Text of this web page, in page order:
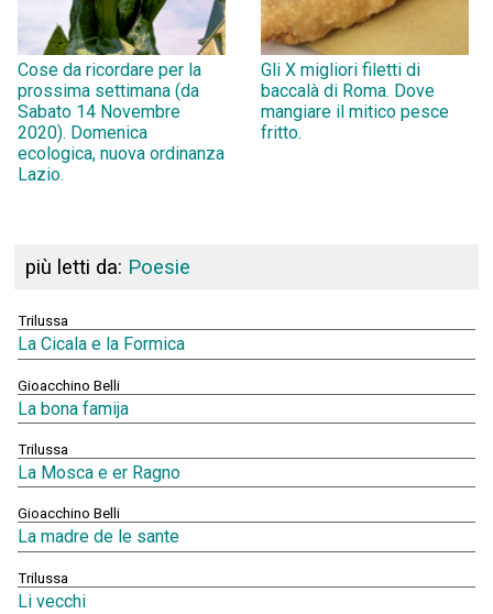
Cose da ricordare per la
prossima settimana (da
Sabato 14 Novembre
2020). Domenica
ecologica, nuova ordinanza
Lazio.
Gli X migliori filetti di
baccalà di Roma. Dove
mangiare il mitico pesce
fritto.
più letti da: Poesie
Trilussa
La Cicala e la Formica
Gioacchino Belli
La bona famija
Trilussa
La Mosca e er Ragno
Gioacchino Belli
La madre de le sante
Trilussa
Li vecchi